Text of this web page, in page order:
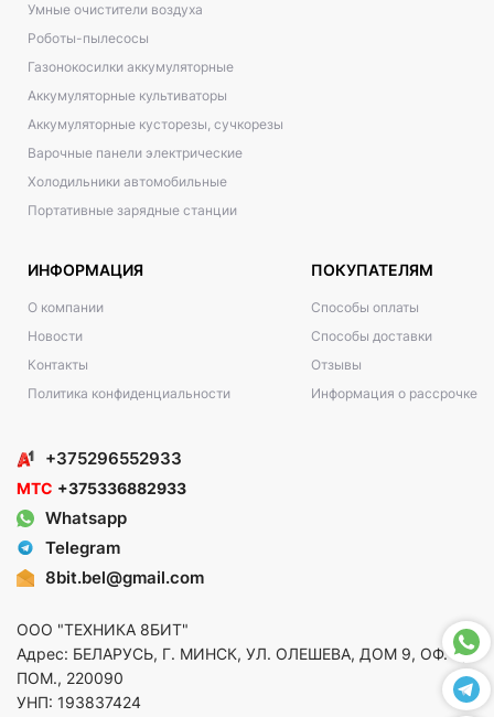
Умные очистители воздуха
Роботы-пылесосы
Газонокосилки аккумуляторные
Аккумуляторные культиваторы
Аккумуляторные кусторезы, сучкорезы
Варочные панели электрические
Холодильники автомобильные
Портативные зарядные станции
ИНФОРМАЦИЯ
О компании
Новости
Контакты
Политика конфиденциальности
ПОКУПАТЕЛЯМ
Способы оплаты
Способы доставки
Отзывы
Информация о рассрочке
+375296552933
МТС +375336882933
Whatsapp
Telegram
8bit.bel@gmail.com
ООО "ТЕХНИКА 8БИТ"
Адрес: БЕЛАРУСЬ, Г. МИНСК, УЛ. ОЛЕШЕВА, ДОМ 9, ОФ. 5,
ПОМ., 220090
УНП: 193837424